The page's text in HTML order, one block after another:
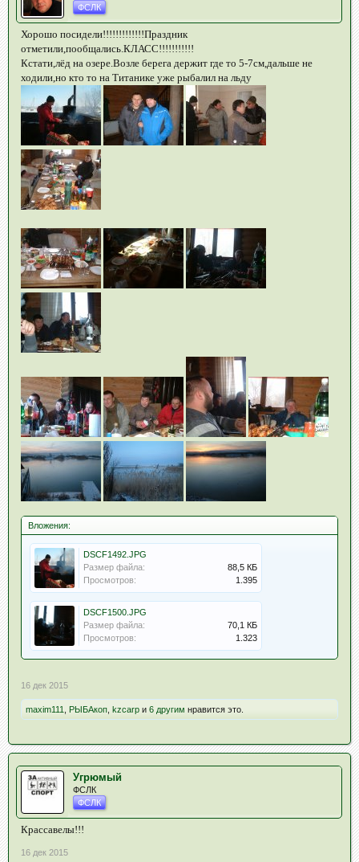
ФСЛК
Хорошо посидели!!!!!!!!!!!!!Праздник
отметили,пообщались.КЛАСС!!!!!!!!!!!
Кстати,лёд на озере.Возле берега держит где то 5-7см,дальше не
ходили,но кто то на Титанике уже рыбалил на льду
Вложения:
DSCF1492.JPG
Размер файла:
88,5 КБ
Просмотров:
1.395
DSCF1500.JPG
Размер файла:
70,1 КБ
Просмотров:
1.323
16 дек 2015
maxim111 РЫБАкоп kzcarp и 6 другим нравится это.
Угрюмый
ФСЛК
ФСЛК
Крассавелы!!!
16 дек 2015